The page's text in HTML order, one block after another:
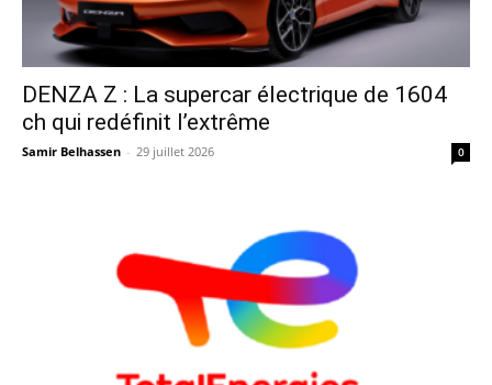
DENZA Z : La supercar électrique de 1604
ch qui redéfinit l’extrême
Samir Belhassen - 29 juillet 2026 0